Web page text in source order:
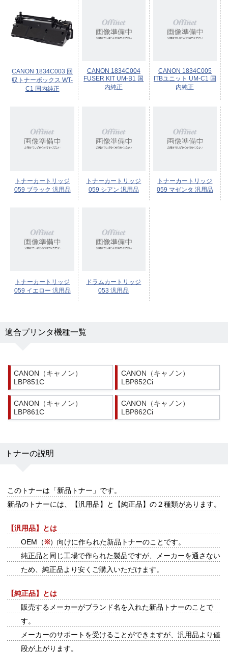
CANON 1834C003 回
収トナーボックス WT-
C1 国内純正
CANON 1834C004
FUSER KIT UM-B1 国
内純正
CANON 1834C005
ITBユニット UM-C1 国
内純正
トナーカートリッジ
059 ブラック 汎用品
トナーカートリッジ
059 シアン 汎用品
トナーカートリッジ
059 マゼンタ 汎用品
トナーカートリッジ
059 イエロー 汎用品
ドラムカートリッジ
053 汎用品
適合プリンタ機種一覧
CANON（キャノン）
LBP851C
CANON（キャノン）
LBP852Ci
CANON（キャノン）
LBP861C
CANON（キャノン）
LBP862Ci
トナーの説明
このトナーは 「新品トナー」 です。
新品のトナーには、【汎用品】と【純正品】の２種類があります。
【汎用品】とは
OEM（※）向けに作られた新品トナーのことです。
純正品と同じ工場で作られた製品ですが、メーカーを通さない
ため、純正品より安くご購入いただけます。
【純正品】とは
販売するメーカーがブランド名を入れた新品トナーのことで
す。
メーカーのサポートを受けることができますが、汎用品より値
段が上がります。